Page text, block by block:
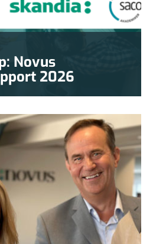
Novus
2026